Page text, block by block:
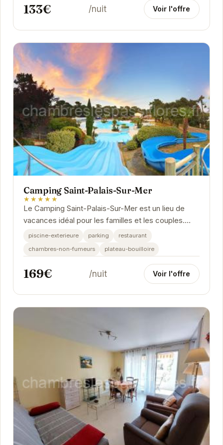
133€ /nuit Voir l'offre
Camping Saint-Palais-Sur-Mer
★★★★★
Le Camping Saint-Palais-Sur-Mer est un lieu de
vacances idéal pour les familles et les couples.
Avec une piscine extérieure, un restaurant et un...
piscine-exterieure parking
restaurant
chambres-non-fumeurs
plateau-bouilloire
169€ /nuit Voir l'offre